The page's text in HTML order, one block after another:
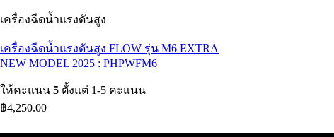
เครื่องฉีดน้ำแรงดันสูง
เครื่องฉีดน้ำแรงดันสูง FLOW รุ่น M6 EXTRA
NEW MODEL 2025 : PHPWFM6
ให้คะแนน 5 ตั้งแต่ 1-5 คะแนน
฿4,250.00